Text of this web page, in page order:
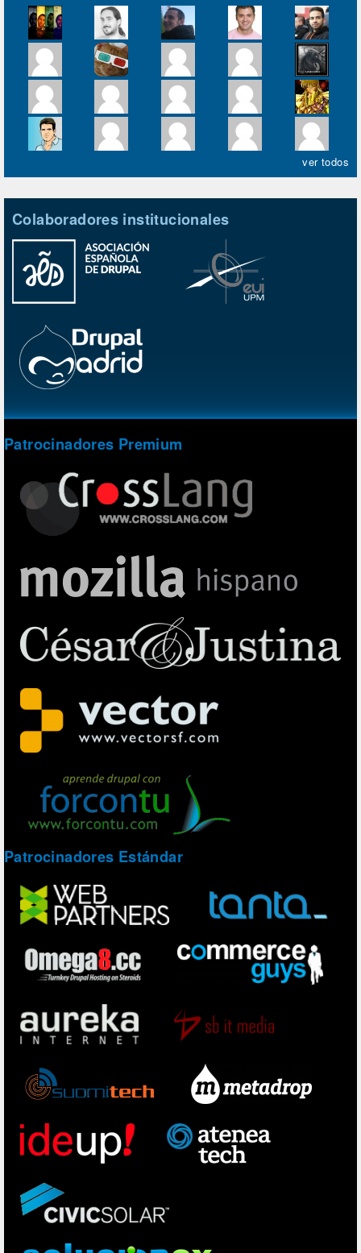
ver todos
Colaboradores institucionales
Patrocinadores Premium
Patrocinadores Estándar